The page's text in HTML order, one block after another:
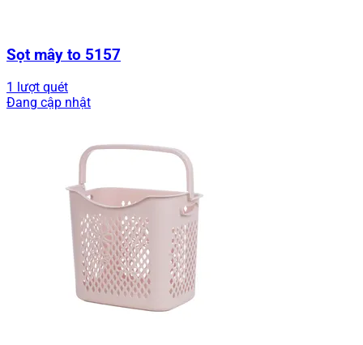
Sọt mây to 5157
1 lượt quét
Đang cập nhật